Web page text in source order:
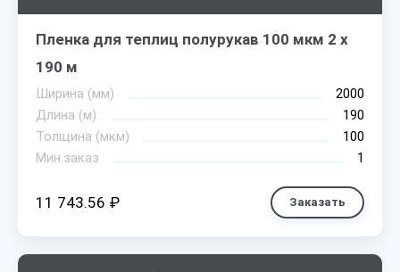
Пленка для теплиц полурукав 100 мкм 2 х
190 м
Ширина (мм)
2000
Длина (м)
190
Толщина (мкм)
100
Мин.заказ
1
11 743.56 ₽ Заказать